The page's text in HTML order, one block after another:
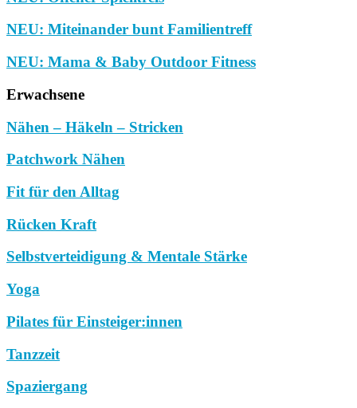
NEU: Miteinander bunt Familientreff
NEU: Mama & Baby Outdoor Fitness
Erwachsene
Nähen – Häkeln – Stricken
Patchwork Nähen
Fit für den Alltag
Rücken Kraft
Selbstverteidigung & Mentale Stärke
Yoga
Pilates für Einsteiger:innen
Tanzzeit
Spaziergang